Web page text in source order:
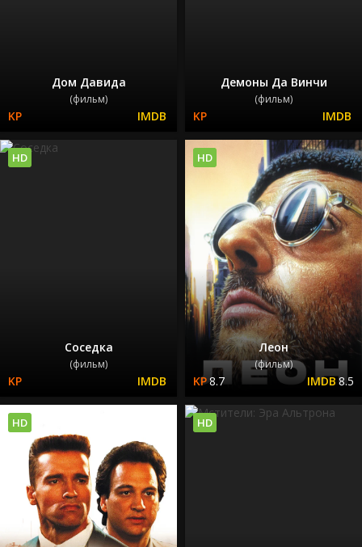
Дом Давида
(фильм)
Демоны Да Винчи
(фильм)
Соседка
(фильм)
HD
Леон
(фильм)
8.7 8.5
HD
HD HD